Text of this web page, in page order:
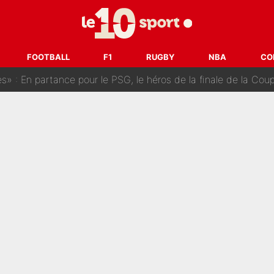
FOOTBALL F1 RUGBY NBA
Barcelone ? Les coulisses de la signature historique de
CMA CGM recrute plusieurs coureurs pour offrir à Paul Seixas une
partance pour le PSG, le héros de la finale de la Coupe du monde